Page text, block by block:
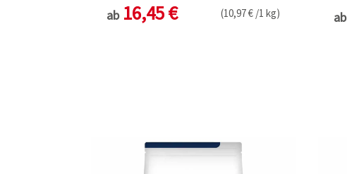
ab 16,45 € (10,97 € /1 kg) ab